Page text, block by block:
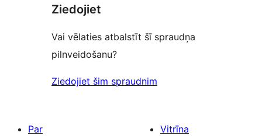
Ziedojiet
Vai vēlaties atbalstīt šī spraudņa
pilnveidošanu?
Ziedojiet šim spraudnim
Par
Vitrīna